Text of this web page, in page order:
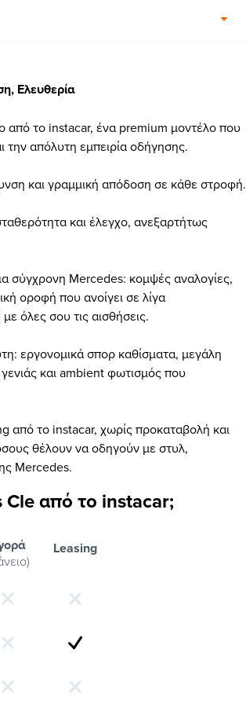
Ελευθερία
το instacar, ένα premium μοντέλο που
την απόλυτη εμπειρία οδήγησης.
και γραμμική απόδοση σε κάθε στροφή.
και έλεγχο, ανεξαρτήτως
σύγχρονη Mercedes: κομψές αναλογίες,
οροφή που ανοίγει σε λίγα
όλες σου τις αισθήσεις.
εργονομικά σπορ καθίσματα, μεγάλη
και ambient φωτισμός που
από το instacar, χωρίς προκαταβολή και
θέλουν να οδηγούν με στυλ,
Mercedes.
Cle από το instacar;
Leasing